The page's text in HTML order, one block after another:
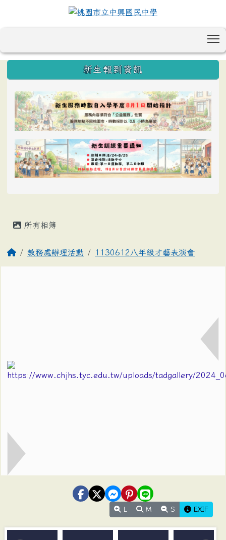
:::
新生報到資訊
所有相簿
教務處辦理活動 1130612八年級才藝表演會
M S EXIF